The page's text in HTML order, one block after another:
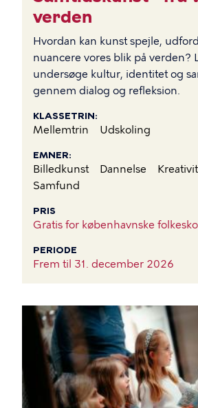
verden
Hvordan kan kunst spejle,
nuancere vores blik på verden?
undersøge kultur, identitet og
gennem dialog og refleksion.
KLASSETRIN
Mellemtrin Udskoling
EMNER
Billedkunst Dannelse
Samfund
PRIS
Gratis for københavnske
PERIODE
Frem til 31. december 2026
BILLEDE